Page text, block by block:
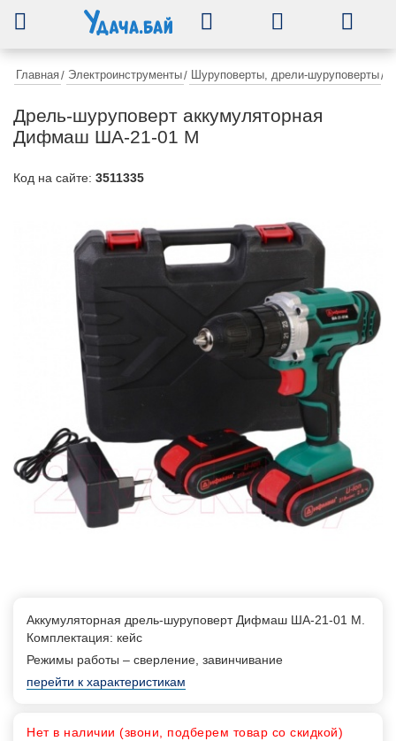
Главная/ Электроинструменты/ Шуруповерты, дрели-шуруповерты/
Дрель-шуруповерт аккумуляторная
Дифмаш ША-21-01 М
Код на сайте: 3511335
Аккумуляторная дрель-шуруповерт Дифмаш ША-21-01 М.
Комплектация: кейс
Режимы работы – сверление, завинчивание
перейти к характеристикам
Нет в наличии (звони, подберем товар со скидкой)